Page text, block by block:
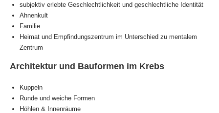
subjektiv erlebte Geschlechtlichkeit und geschlechtliche Identität
Ahnenkult
Familie
Heimat und Empfindungszentrum im Unterschied zu mentalem
Zentrum
Architektur und Bauformen im Krebs
Kuppeln
Runde und weiche Formen
Höhlen & Innenräume